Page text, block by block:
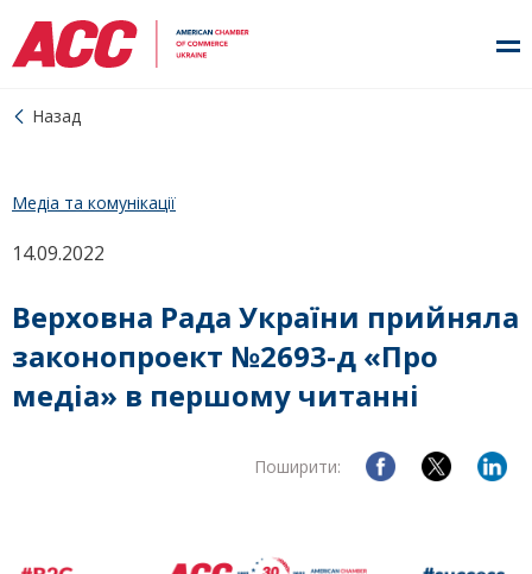
Назад
14.09.2022
Медіа та комунікації
Верховна Рада України прийняла
законопроект №2693-д «Про
медіа» в першому читанні
Поширити: